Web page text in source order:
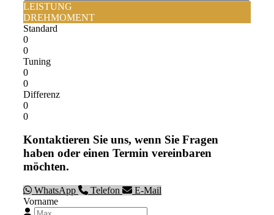
LEISTUNG
DREHMOMENT
Standard
0
0
Tuning
0
0
Differenz
0
0
Kontaktieren Sie uns, wenn Sie Fragen
haben oder einen Termin vereinbaren
möchten.
WhatsApp Telefon
E-Mail
Vorname